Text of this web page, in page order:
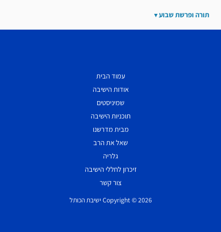
תורה ופרשת שבוע
עמוד הבית
אודות הישיבה
שמיניסטים
תוכניות הישיבה
מבית מדרשנו
שאל את הרב
גלריה
זיכרון לחללי הישיבה
צור קשר
Copyright © 2026 ישיבת הכותל